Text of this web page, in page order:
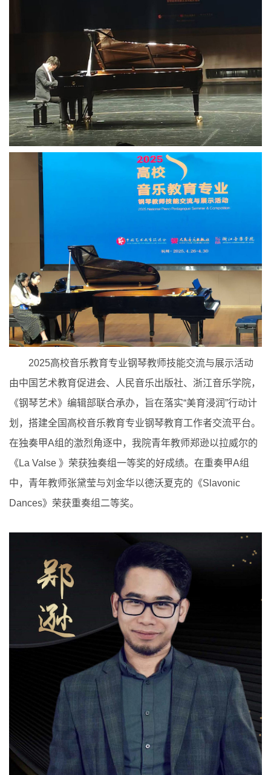
2025高校音乐教育专业钢琴教师技能交流与展示活动
由中国艺术教育促进会、人民音乐出版社、浙江音乐学院，
《钢琴艺术》编辑部联合承办，旨在落实“美育浸润”行动计
划，搭建全国高校音乐教育专业钢琴教育工作者交流平台。
在独奏甲A组的激烈角逐中，我院青年教师郑逊以拉威尔的
《La Valse 》荣获独奏组一等奖的好成绩。在重奏甲A组
中，青年教师张黛莹与刘金华以德沃夏克的《Slavonic
Dances》荣获重奏组二等奖。